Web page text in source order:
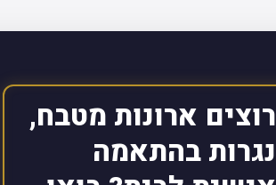
רוצים ארונות מטבח,
נגרות בהתאמה